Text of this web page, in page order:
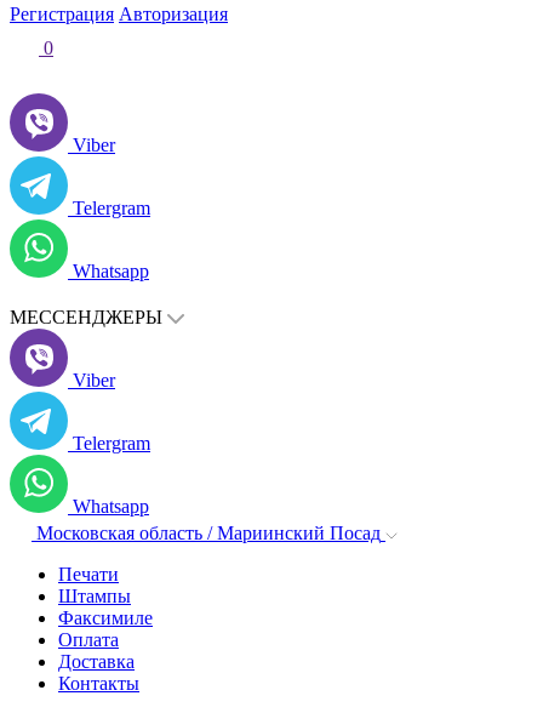
Регистрация Авторизация
0
Viber
Telergram
Whatsapp
МЕССЕНДЖЕРЫ
Viber
Telergram
Whatsapp
Московская область / Мариинский Посад
Печати
Штампы
Факсимиле
Оплата
Доставка
Контакты